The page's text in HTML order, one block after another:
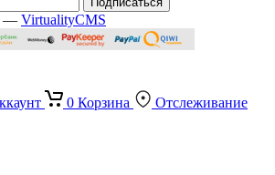
— VirtualityCMS
0 Корзина
Отслеживание